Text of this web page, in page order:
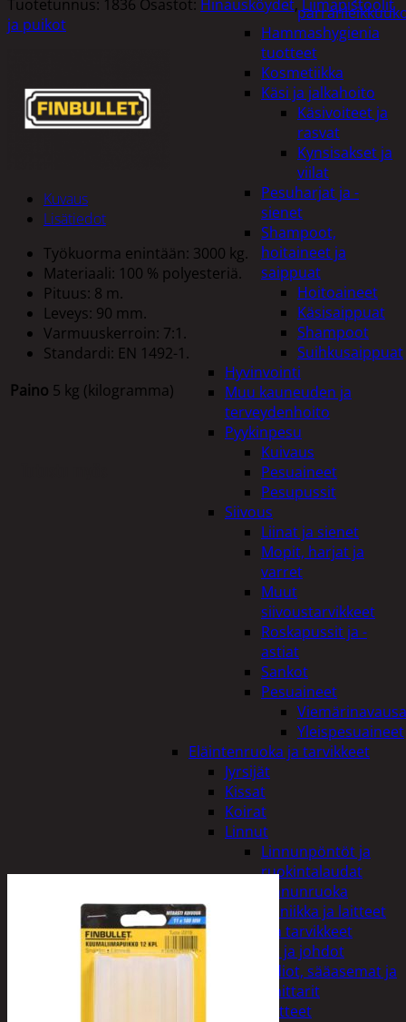
Hammashygienia
tuotteet
Kosmetiikka
Käsi ja jalkahoito
Käsivoiteet ja
rasvat
Kynsisakset ja
viilat
Pesuharjat ja -
sienet
Shampoot,
hoitaineet ja
saippuat
Hoitoaineet
Käsisaippuat
Shampoot
Suihkusaippuat
Hyvinvointi
Muu kauneuden ja
terveydenhoito
Pyykinpesu
Kuivaus
Pesuaineet
Pesupussit
Siivous
Liinat ja sienet
Mopit, harjat ja
varret
Muut
siivoustarvikkeet
Roskapussit ja -
astiat
Sankot
Pesuaineet
Yleispesuaineet
Eläintenruoka ja tarvikkeet
Jyrsijät
Kissat
Koirat
Linnut
Linnunpöntöt ja
ruokintalaudat
Linnunruoka
Kodin elektroniikka ja laitteet
Imurit ja tarvikkeet
Kaapelit ja johdot
Kelloradiot, sääasemat ja
lämpömittarit
Oheislaitteet
Tuotetunnus: 1836 Osastot: Hinausköydet,Liimapistoolit
ja puikot
Kuvaus
Lisätiedot
Työkuorma enintään: 3000 kg.
Materiaali: 100 % polyesteriä.
Pituus: 8 m.
Leveys: 90 mm.
Varmuuskerroin: 7:1.
Standardi: EN 1492-1.
Paino 5 kg (kilogramma)